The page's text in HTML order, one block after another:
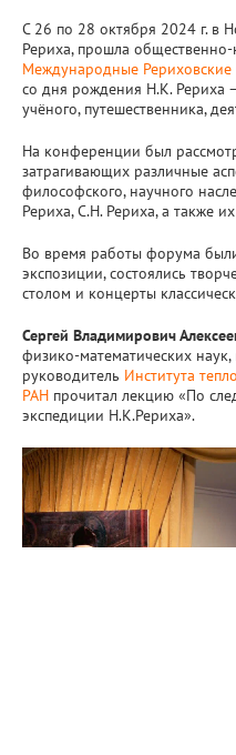
С 26 по 28 октября 2024 г. в
Рериха, прошла
Международные Рериховские
со дня рождения Н.К. Рериха
учёного, путешественника,
На конференции был
затрагивающих различные
философского, научного
Рериха, С.Н. Рериха, а также
Во время работы форума
экспозиции, состоялись
столом и концерты
Сергей Владимирович
физико-математических
руководитель Института
РАН прочитал лекцию «По
экспедиции Н.К.Рериха».